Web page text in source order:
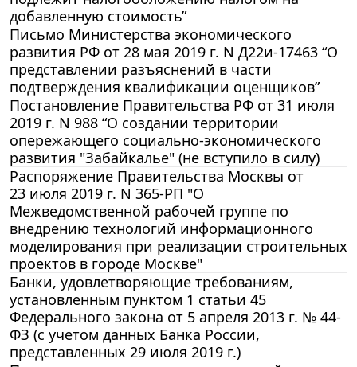
добавленную стоимость”
Письмо Министерства экономического
развития РФ от 28 мая 2019 г. N Д22и-17463 “О
представлении разъяснений в части
подтверждения квалификации оценщиков”
Постановление Правительства РФ от 31 июля
2019 г. N 988 “О создании территории
опережающего социально-экономического
развития "Забайкалье" (не вступило в силу)
Распоряжение Правительства Москвы от
23 июля 2019 г. N 365-РП "О
Межведомственной рабочей группе по
внедрению технологий информационного
моделирования при реализации строительных
проектов в городе Москве"
Банки, удовлетворяющие требованиям,
установленным пунктом 1 статьи 45
Федерального закона от 5 апреля 2013 г. № 44-
ФЗ (с учетом данных Банка России,
представленных 29 июля 2019 г.)